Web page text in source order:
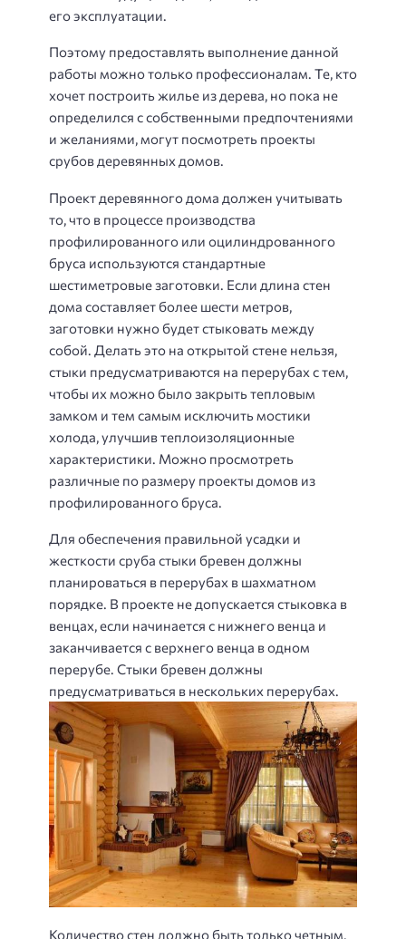
его эксплуатации.
Поэтому предоставлять выполнение данной
работы можно только профессионалам. Те, кто
хочет построить жилье из дерева, но пока не
определился с собственными предпочтениями
и желаниями, могут посмотреть проекты
срубов деревянных домов.
Проект деревянного дома должен учитывать
то, что в процессе производства
профилированного или оцилиндрованного
бруса используются стандартные
шестиметровые заготовки. Если длина стен
дома составляет более шести метров,
заготовки нужно будет стыковать между
собой. Делать это на открытой стене нельзя,
стыки предусматриваются на перерубах с тем,
чтобы их можно было закрыть тепловым
замком и тем самым исключить мостики
холода, улучшив теплоизоляционные
характеристики. Можно просмотреть
различные по размеру проекты домов из
профилированного бруса.
Для обеспечения правильной усадки и
жесткости сруба стыки бревен должны
планироваться в перерубах в шахматном
порядке. В проекте не допускается стыковка в
венцах, если начинается с нижнего венца и
заканчивается с верхнего венца в одном
перерубе. Стыки бревен должны
предусматриваться в нескольких перерубах.
Количество стен должно быть только четным,